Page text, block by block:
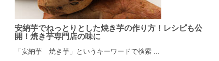
安納芋でねっとりとした焼き芋の作り方！レシピも公
開！焼き芋専門店の味に
「安納芋 焼き芋」というキーワードで検索 ...